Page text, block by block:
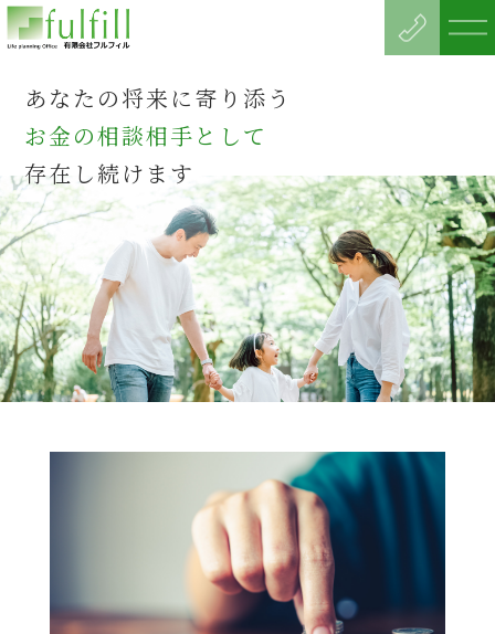
あなたの将来に寄り添う
お金の相談相手として
存在し続けます